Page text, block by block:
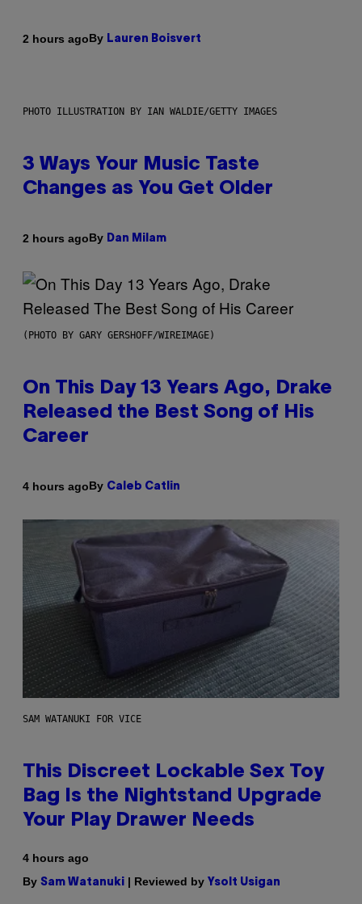
2 hours agoBy Lauren Boisvert
PHOTO ILLUSTRATION BY IAN WALDIE/GETTY IMAGES
3 Ways Your Music Taste
Changes as You Get Older
2 hours agoBy Dan Milam
(PHOTO BY GARY GERSHOFF/WIREIMAGE)
On This Day 13 Years Ago, Drake
Released the Best Song of His
Career
4 hours agoBy Caleb Catlin
SAM WATANUKI FOR VICE
This Discreet Lockable Sex Toy
Bag Is the Nightstand Upgrade
Your Play Drawer Needs
4 hours ago
By Sam Watanuki | Reviewed by Ysolt Usigan